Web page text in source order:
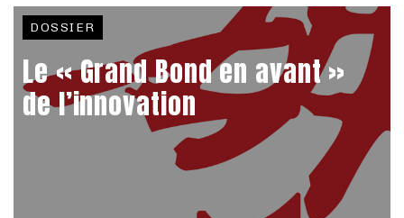
DOSSIER
Le « Grand Bond en avant »
de l’innovation